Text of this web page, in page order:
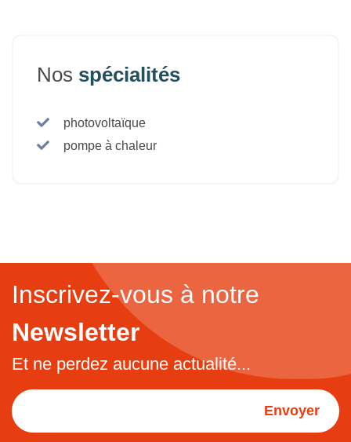
Nos spécialités
photovoltaïque
pompe à chaleur
Inscrivez-vous à notre
Newsletter
Et ne perdez aucune actualité...
Envoyer